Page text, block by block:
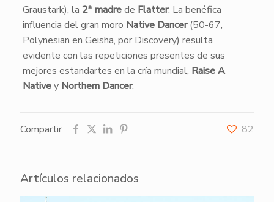
Graustark), la 2ª madrede Flatter. La benéfica
influencia del gran moro Native Dancer(50-67,
Polynesian en Geisha, por Discovery) resulta
evidente con las repeticiones presentes de sus
mejores estandartes en la cría mundial, Raise A
Nativey Northern Dancer.
Compartir 82
Artículos relacionados